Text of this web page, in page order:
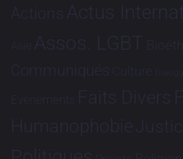
Actions Actus
Asie Assos. LGBT
Communiqués Culture
Evénements Faits Divers
Humanophobie